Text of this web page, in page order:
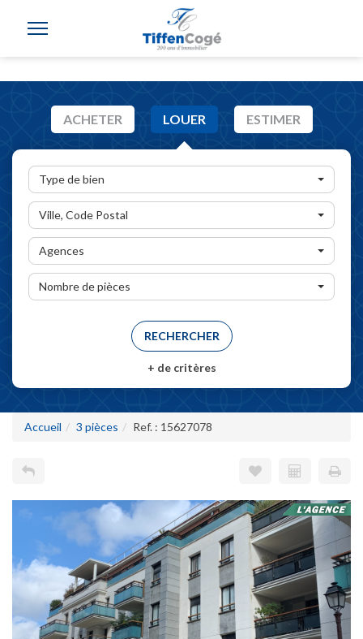
ACHETER LOUER ESTIMER
Type de bien
Ville, Code Postal
Agences
Nombre de pièces
+ de critères
Accueil 3 pièces Ref. : 15627078